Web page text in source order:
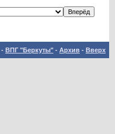
- ВПГ "Беркуты" - Архив - Вверх